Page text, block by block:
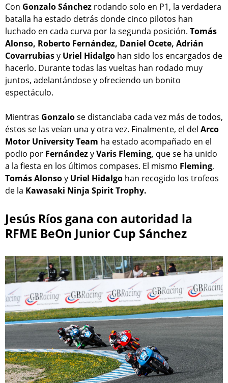
Con Gonzalo Sánchez rodando solo en P1, la verdadera
batalla ha estado detrás donde cinco pilotos han
luchado en cada curva por la segunda posición. Tomás
Alonso, Roberto Fernández, Daniel Ocete, Adrián
Covarrubiasy Uriel Hidalgo han sido los encargados de
hacerlo. Durante todas las vueltas han rodado muy
juntos, adelantándose y ofreciendo un bonito
espectáculo.
Mientras Gonzalose distanciaba cada vez más de todos,
éstos se las veían una y otra vez. Finalmente, el del Arco
Motor University Team ha estado acompañado en el
podio por FernándezyVaris Fleming, que se ha unido
a la fiesta en los últimos compases. El mismo Fleming,
Tomás Alonsoy Uriel Hidalgo han recogido los trofeos
de la Kawasaki Ninja Spirit Trophy.
Jesús Ríos gana con autoridad la
RFME BeOn Junior Cup Sánchez